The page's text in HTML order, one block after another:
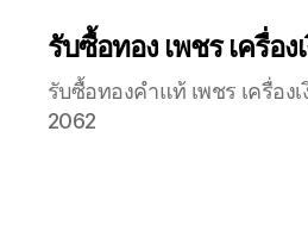
รับซื้อทอง เพชร เครื่อ
รับซื้อทองคำแท้ เพชร เครื่อง
2062